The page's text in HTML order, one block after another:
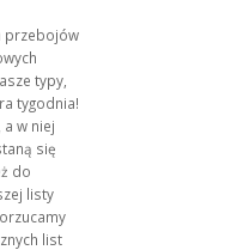
przebojów
typy,
tygodnia!
w niej
się
do
listy
list